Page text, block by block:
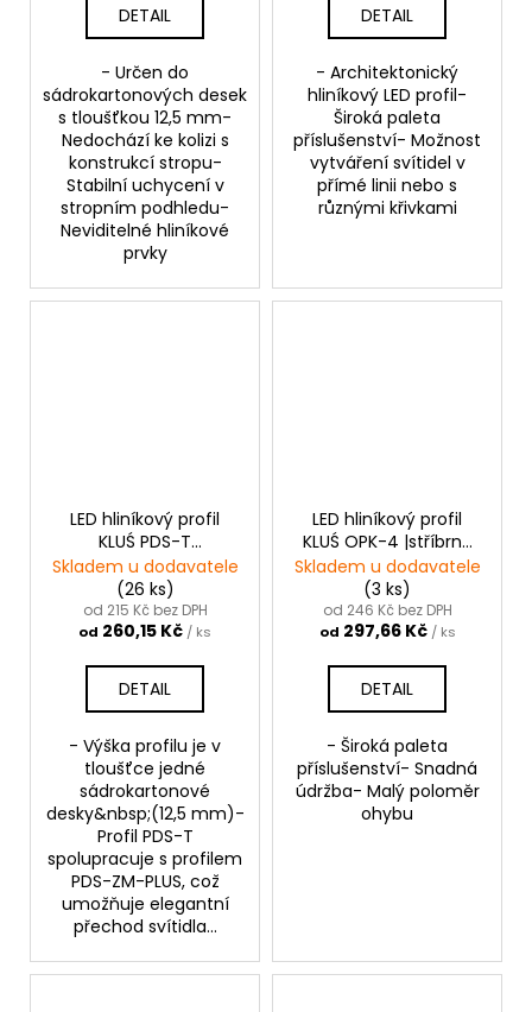
DETAIL
- Určen do
sádrokartonových desek
s tloušťkou 12,5 mm-
Nedochází ke kolizi s
konstrukcí stropu-
Stabilní uchycení v
stropním podhledu-
Neviditelné hliníkové
prvky
DETAIL
- Architektonický
hliníkový LED profil-
Široká paleta
příslušenství- Možnost
vytváření svítidel v
přímé linii nebo s
různými křivkami
LED hliníkový profil
KLUŚ PDS-T
|neanodizovaná
Skladem u dodavatele
(26 ks)
od 215 Kč bez DPH
od 260,15 Kč / ks
DETAIL
- Výška profilu je v
tloušťce jedné
sádrokartonové
desky&nbsp;(12,5 mm)-
Profil PDS-T
spolupracuje s profilem
PDS-ZM-PLUS, což
umožňuje elegantní
přechod svítidla...
LED hliníkový profil
KLUŚ OPK-4 |stříbrná
anoda
Skladem u dodavatele
(3 ks)
od 246 Kč bez DPH
od 297,66 Kč / ks
DETAIL
- Široká paleta
příslušenství- Snadná
údržba- Malý poloměr
ohybu